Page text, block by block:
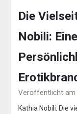
Die
Nobili:
Veröffentlicht am
Kathia Nobili: Die